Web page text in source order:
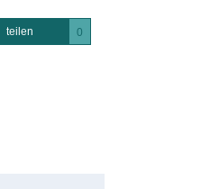
teilen 0